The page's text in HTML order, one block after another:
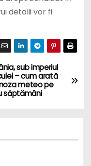
detalii vor fi
sub imperiul
– cum arată
meteo pe
săptămâni